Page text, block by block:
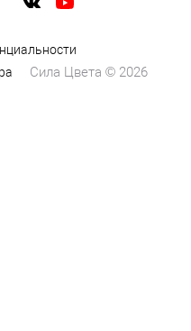
Сила Цвета © 2026